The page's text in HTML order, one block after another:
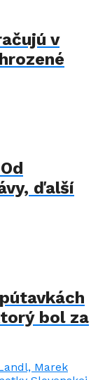
v
ďalší
bol za